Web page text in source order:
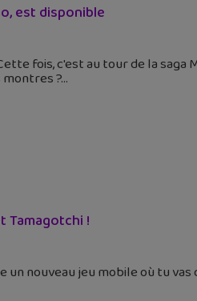
est disponible
fois, c'est au tour de la
?
Tamagotchi !
un nouveau jeu mobile où tu